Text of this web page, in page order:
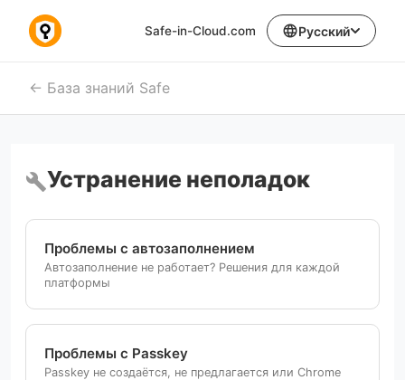
Safe-in-Cloud.com languageРусский
База знаний Safe
buildУстранение неполадок
Проблемы с автозаполнением
Автозаполнение не работает? Решения для каждой
платформы
Проблемы с Passkey
Passkey не создаётся, не предлагается или Chrome